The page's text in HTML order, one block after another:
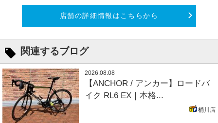
店舗の詳細情報はこちらから
関連するブログ
2026.08.08
【ANCHOR / アンカー】ロードバ
イク RL6 EX｜本格...
桶川店